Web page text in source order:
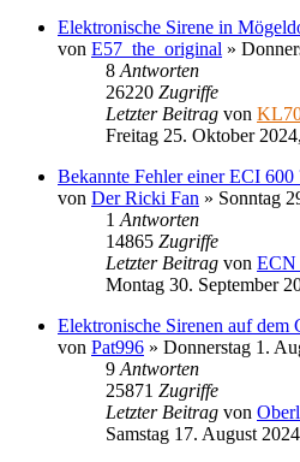
Elektronische Sirene in
von E57_the_original »
8 Antworten
26220 Zugriffe
Letzter Beitrag von
Freitag 25. Oktober
Bekannte Fehler einer ECI 600
von Der Ricki Fan » Sonntag
1 Antworten
14865 Zugriffe
Letzter Beitrag von ECN
Montag 30. September
Elektronische Sirenen auf dem
von Pat996 » Donnerstag 1.
9 Antworten
25871 Zugriffe
Letzter Beitrag von
Samstag 17. August